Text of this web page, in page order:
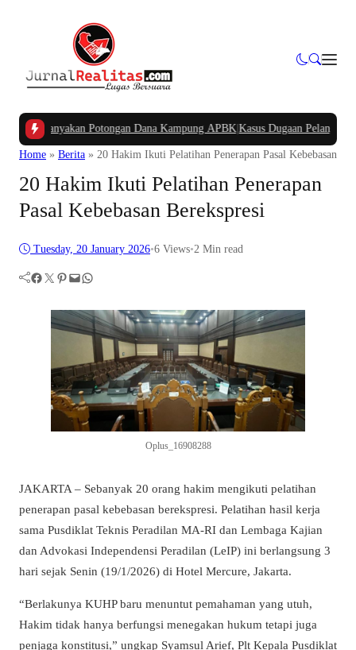
Potongan Dana Kampung APBK|Kasus Dugaan Pelanggaran
Home » Berita » 20 Hakim Ikuti Pelatihan Penerapan Pasal Kebebasan
20 Hakim Ikuti Pelatihan Penerapan
Pasal Kebebasan Berekspresi
Tuesday, 20 January 2026•6 Views•2 Min read
Facebook Twitter Pinterest Mail WhatsApp
Oplus_16908288
JAKARTA – Sebanyak 20 orang hakim mengikuti pelatihan
penerapan pasal kebebasan berekspresi. Pelatihan hasil kerja
sama Pusdiklat Teknis Peradilan MA-RI dan Lembaga Kajian
dan Advokasi Independensi Peradilan (LeIP) ini berlangsung 3
hari sejak Senin (19/1/2026) di Hotel Mercure, Jakarta.
“Berlakunya KUHP baru menuntut pemahaman yang utuh,
Hakim tidak hanya berfungsi menegakan hukum tetapi juga
penjaga konstitusi,” ungkap Syamsul Arief, Plt Kepala Pusdiklat